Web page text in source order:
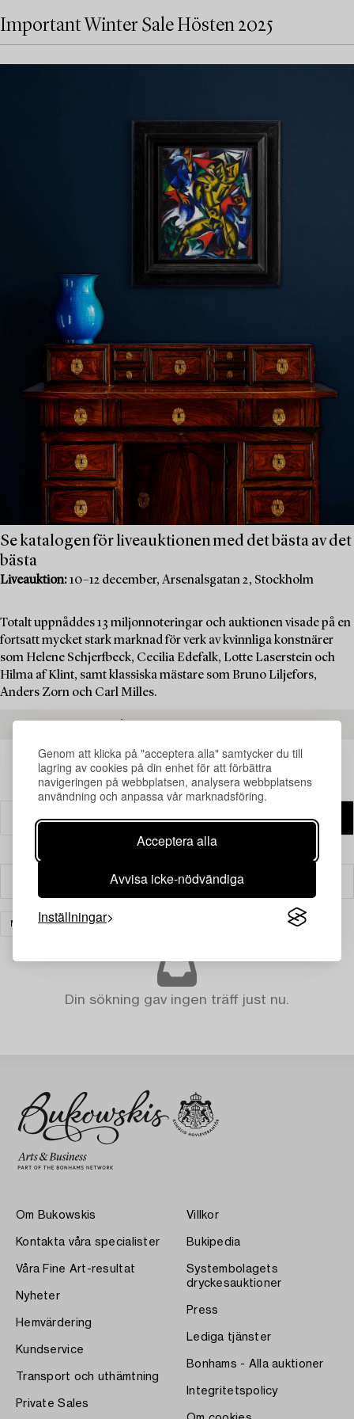
Genom att klicka på "acceptera alla" samtycker du till
lagring av cookies på din enhet för att förbättra
navigeringen på webbplatsen, analysera webbplatsens
användning och anpassa vår marknadsföring.
Acceptera alla
Avvisa icke-nödvändiga
Inställningar
Important Winter Sale Hösten 2025
Se katalogen för liveauktionen med det bästa av det
bästa
Liveauktion:10–12 december, Arsenalsgatan 2, Stockholm
Totalt uppnåddes 13 miljonnoteringar och auktionen visade på en
fortsatt mycket stark marknad för verk av kvinnliga konstnärer
som Helene Schjerfbeck, Cecilia Edefalk, Lotte Laserstein och
Hilma af Klint, samt klassiska mästare som Bruno Liljefors,
Anders Zorn och Carl Milles.
Filter
MATTOR RENSA ALLA
Din sökning gav ingen träff just nu.
Om Bukowskis
Kontakta våra specialister
Våra Fine Art-resultat
Nyheter
Hemvärdering
Kundservice
Transport och uthämtning
Private Sales
Villkor
Bukipedia
Systembolagets
dryckesauktioner
Press
Lediga tjänster
Bonhams - Alla auktioner
Integritetspolicy